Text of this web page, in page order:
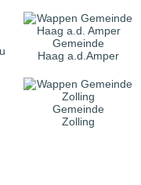
Gemeinde
Haag a.d.Amper
Gemeinde
Zolling